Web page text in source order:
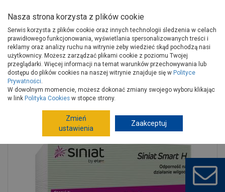
Strona główna Wykończenie Sucha zabudowa
Płyta gipsowo-kartonowa
Płyta g-k 12,5x1200x2000 mm Smart H SINIAT
Nasza strona korzysta z plików cookie
Serwis korzysta z plików cookie oraz innych technologii śledzenia w celach
prawidłowego funkcjonowania, wyświetlania spersonalizowanych treści i
reklamy oraz analizy ruchu na witrynie żeby wiedzieć skąd pochodzą nasi
użytkownicy. Możesz zarządzać plikami cookie z poziomu Twojej
przeglądarki. Więcej informacji na temat warunków przechowywania lub
dostępu do plików cookies na naszej witrynie znajduje się w Polityce
Prywatności.
W dowolnym momencie, możesz dokonać zmiany swojego wyboru klikając
w link Polityka Cookies w stopce strony.
Zmień
ustawienia
Zaakceptuj